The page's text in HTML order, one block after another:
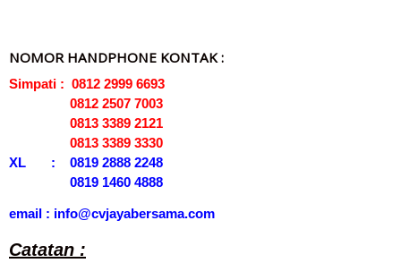
NOMOR HANDPHONE KONTAK :
Simpati : 0812 2999 6693
0812 2507 7003
0813 3389 2121
0813 3389 3330
XL : 0819 2888 2248
0819 1460 4888
email : info@cvjayabersama.com
Catatan :